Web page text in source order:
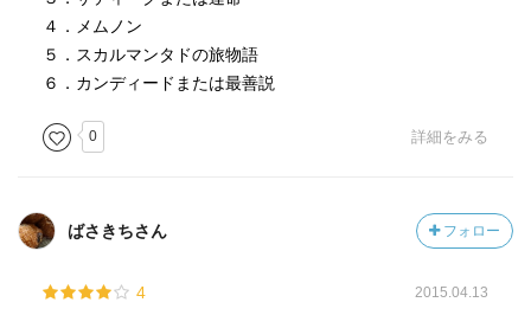
４．メムノン
５．スカルマンタドの旅物語
６．カンディードまたは最善説
0 詳細をみる
ばさきちさん フォロー
4 2015.04.13